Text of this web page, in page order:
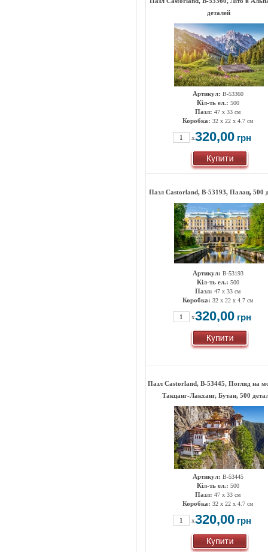
деталей
Артикул: B-53360
Кіл-ть ел.: 500
Пазл: 47 х 33 см
Коробка: 32 x 22 x 4.7 см
x320,00 грн
Пазл Castorland, B-53193, Палац, 500
Артикул: B-53193
Кіл-ть ел.: 500
Пазл: 47 х 33 см
Коробка: 32 x 22 x 4.7 см
x320,00 грн
Пазл Castorland, B-53445, Погляд на
Такцанг-Лакханг, Бутан, 500
Артикул: B-53445
Кіл-ть ел.: 500
Пазл: 47 х 33 см
Коробка: 32 x 22 x 4.7 см
x320,00 грн